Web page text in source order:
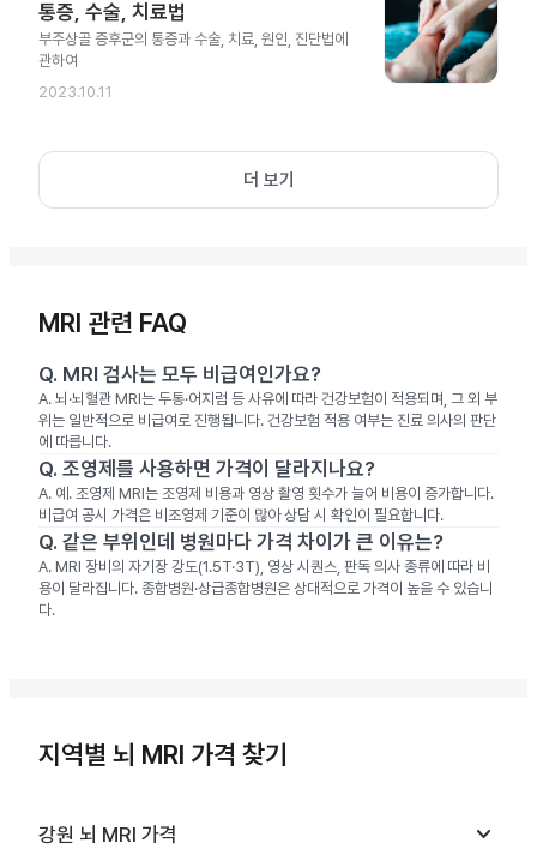
통증, 수술, 치료법
부주상골 증후군의 통증과 수술, 치료, 원인, 진단법에
관하여
2023.10.11
더 보기
MRI 관련 FAQ
Q. MRI 검사는 모두 비급여인가요?
A. 뇌·뇌혈관 MRI는 두통·어지럼 등 사유에 따라 건강보험이 적용되며, 그 외 부
위는 일반적으로 비급여로 진행됩니다. 건강보험 적용 여부는 진료 의사의 판단
에 따릅니다.
Q. 조영제를 사용하면 가격이 달라지나요?
A. 예. 조영제 MRI는 조영제 비용과 영상 촬영 횟수가 늘어 비용이 증가합니다.
비급여 공시 가격은 비조영제 기준이 많아 상담 시 확인이 필요합니다.
Q. 같은 부위인데 병원마다 가격 차이가 큰 이유는?
A. MRI 장비의 자기장 강도(1.5T·3T), 영상 시퀀스, 판독 의사 종류에 따라 비
용이 달라집니다. 종합병원·상급종합병원은 상대적으로 가격이 높을 수 있습니
다.
지역별 뇌 MRI 가격 찾기
강원 뇌 MRI 가격 keyboard_arrow_down